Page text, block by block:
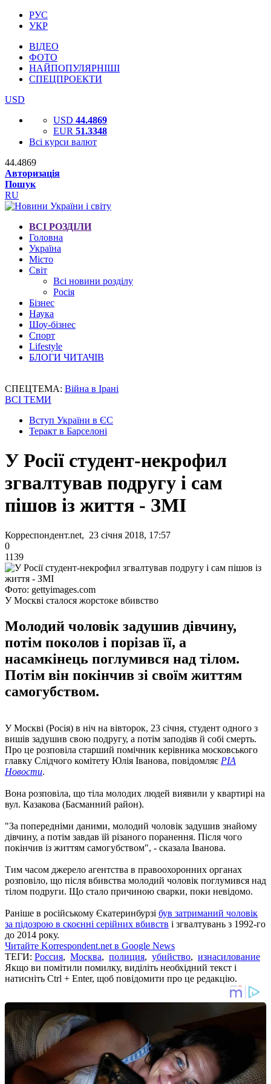
РУС
УКР
ВІДЕО
ФОТО
НАЙПОПУЛЯРНІШІ
СПЕЦПРОЕКТИ
USD
USD 44.4869
EUR 51.3348
Всі курси валют
44.4869
Авторизація
Пошук
RU
ВСІ РОЗДІЛИ
Головна
Україна
Місто
Світ
Всі новини розділу
Росія
Бізнес
Наука
Шоу-бізнес
Спорт
Lifestyle
БЛОГИ ЧИТАЧІВ
СПЕЦТЕМА: Війна в Ірані
ВСІ ТЕМИ
Вступ України в ЄС
Теракт в Барселоні
У Росії студент-некрофил
згвалтував подругу і сам
пішов із життя - ЗМІ
Корреспондент.net, 23 січня 2018, 17:57
0
1139
Фото: gettyimages.com
У Москві сталося жорстоке вбивство
Молодий чоловік задушив дівчину,
потім поколов і порізав її, а
насамкінець поглумився над тілом.
Потім він покінчив зі своїм життям
самогубством.
У Москві (Росія) в ніч на вівторок, 23 січня, студент одного з
вишів задушив свою подругу, а потім заподіяв й собі смерть.
Про це розповіла старший помічник керівника московського
главку Слідчого комітету Юлія Іванова, повідомляє РІА
Новости.
Вона розповіла, що тіла молодих людей виявили у квартирі на
вул. Казакова (Басманний район).
"За попередніми даними, молодий чоловік задушив знайому
дівчину, а потім завдав їй різаного поранення. Після чого
покінчив із життям самогубством", - сказала Іванова.
Тим часом джерело агентства в правоохоронних органах
розповіло, що після вбивства молодий чоловік поглумився над
тілом подруги. Що стало причиною сварки, поки невідомо.
Раніше в російському Єкатеринбурзі був затриманий чоловік
за підозрою в скоєнні серійних вбивств і згвалтувань з 1992-го
до 2014 року.
Читайте Korrespondent.net в Google News
ТЕГИ: Россия, Москва, полиция, убийство, изнасилование
Якщо ви помітили помилку, виділіть необхідний текст і
натисніть Ctrl + Enter, щоб повідомити про це редакцію.